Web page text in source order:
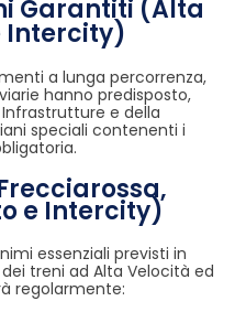
Garantiti (Alta
Intercity)
a lunga percorrenza,
hanno predisposto,
Infrastrutture e della
speciali contenenti i
e Intercity)
essenziali previsti in
treni ad Alta Velocità ed
regolarmente: